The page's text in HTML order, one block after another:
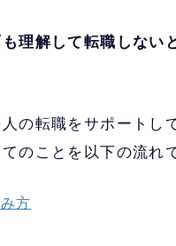
理解して転職しない
の転職をサポートし
のことを以下の流れ
方